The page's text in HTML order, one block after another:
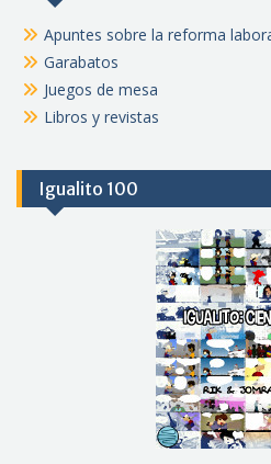
Apuntes sobre la reforma
Garabatos
Juegos de mesa
Libros y revistas
Igualito 100